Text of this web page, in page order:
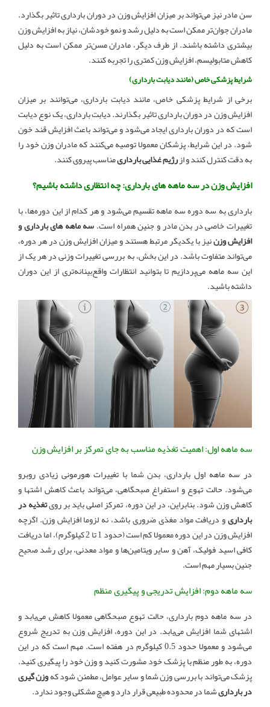
سن مادر نیز می‌تواند بر میزان افزایش وزن در دوران بارداری تاثیر بگذارد.
مادران جوان‌تر ممکن است به دلیل رشد و نمو خودشان، نیاز به افزایش وزن
بیشتری داشته باشند. از طرف دیگر، مادران مسن‌تر ممکن است به دلیل
کاهش متابولیسم، افزایش وزن کمتری را تجربه کنند.
شرایط پزشکی خاص (مانند دیابت بارداری)
برخی از شرایط پزشکی خاص، مانند دیابت بارداری، می‌توانند بر میزان
افزایش وزن در دوران بارداری تاثیر بگذارند. دیابت بارداری، یک نوع دیابت
است که در دوران بارداری ایجاد می‌شود و می‌تواند باعث افزایش قند خون
شود. در این شرایط، پزشکان معمولا توصیه می‌کنند که مادران وزن خود را
به دقت کنترل کنند و ازرژیم غذایی بارداریمناسب پیروی کنند.
افزایش وزن در سه ماهه های بارداری: چه انتظاری داشته باشیم؟
بارداری به سه دوره سه ماهه تقسیم می‌شود و هر کدام از این دوره‌ها، با
تغییرات خاصی در بدن مادر و جنین همراه است.سه ماهه های بارداری و
افزایش وزننیز با یکدیگر مرتبط هستند و میزان افزایش وزن در هر دوره،
می‌تواند متفاوت باشد. در این بخش، به بررسی تغییرات وزنی در هر یک از
این سه ماهه می‌پردازیم تا بتوانید انتظارات واقع‌بینانه‌تری از این دوران
داشته باشید.
سه ماهه اول: اهمیت تغذیه مناسب به جای تمرکز بر افزایش وزن
در سه ماهه اول بارداری، بدن شما با تغییرات هورمونی زیادی روبرو
می‌شود. حالت تهوع و استفراغ صبحگاهی، می‌تواند باعث کاهش اشتها و
کاهش وزن شود. بنابراین، در این دوره، تمرکز اصلی باید بر رویتغذیه در
بارداریو دریافت مواد مغذی ضروری باشد، نه لزوما افزایش وزن. اگرچه
افزایش وزن در این دوره معمولا کم است (حدود 1 تا 2 کیلوگرم)، اما دریافت
کافی اسید فولیک، آهن و سایر ویتامین‌ها و مواد معدنی، برای رشد صحیح
جنین بسیار مهم است.
سه ماهه دوم: افزایش تدریجی و پیگیری منظم
در سه ماهه دوم بارداری، حالت تهوع صبحگاهی معمولا کاهش می‌یابد و
اشتهای شما افزایش می‌یابد. در این دوره، افزایش وزن به تدریج شروع
می‌شود و معمولا حدود 0.5 کیلوگرم در هفته است. مهم است که در این
دوره، به طور منظم با پزشک خود مشورت کنید و وزن خود را پیگیری کنید.
پزشک می‌تواند با بررسی وزن شما و سایر عوامل، مطمئن شود کهوزن گیری
در بارداریشما در محدوده طبیعی قرار دارد و هیچ مشکلی وجود ندارد.